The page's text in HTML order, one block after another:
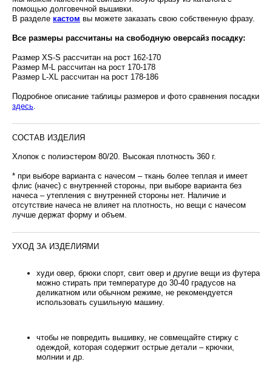
помощью долговечной вышивки.
В разделе кастом вы можете заказать свою собственную фразу.
Все размеры рассчитаны на свободную оверсайз посадку:
Размер XS-S рассчитан на рост 162-170
Размер M-L рассчитан на рост 170-178
Размер L-XL рассчитан на рост 178-186
Подробное описание таблицы размеров и фото сравнения посадки
здесь.
СОСТАВ ИЗДЕЛИЯ
Хлопок с полиэстером 80/20. Высокая плотность 360 г.
* при выборе варианта с начесом – ткань более теплая и имеет
флис (начес) с внутренней стороны, при выборе варианта без
начеса – утепления с внутренней стороны нет. Наличие и
отсутствие начеса не влияет на плотность, но вещи с начесом
лучше держат форму и объем.
УХОД ЗА ИЗДЕЛИЯМИ
худи овер, брюки спорт, свит овер и другие вещи из футера
можно стирать при температуре до 30-40 градусов на
деликатном или обычном режиме, не рекомендуется
использовать сушильную машину.
чтобы не повредить вышивку, не совмещайте стирку с
одеждой, которая содержит острые детали – крючки,
молнии и др.